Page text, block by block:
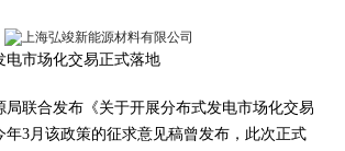
电市场化交易正式落地
局联合发布《关于开展分布式发电市场化交易
年3月该政策的征求意见稿曾发布，此次正式